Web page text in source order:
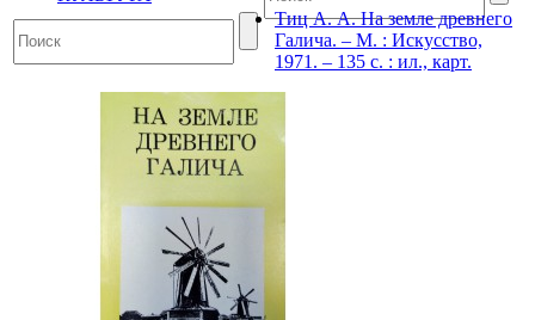
Тиц А. А. На земле древнего
Галича. – М. : Искусство,
1971. – 135 с. : ил., карт.